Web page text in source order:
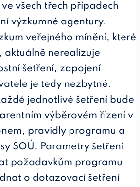
všech třech případech
výzkumné agentury.
veřejného mínění, které
aktuálně nerealizuje
šetření, zapojení
je tedy nezbytné.
jednotlivé šetření bude
výběrovém řízení v
pravidly programu a
SOÚ. Parametry šetření
požadavkům programu
o dotazovací šetření